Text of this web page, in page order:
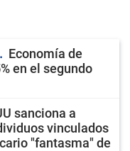
Economía de
en el segundo
sanciona a
vinculados
"fantasma" de